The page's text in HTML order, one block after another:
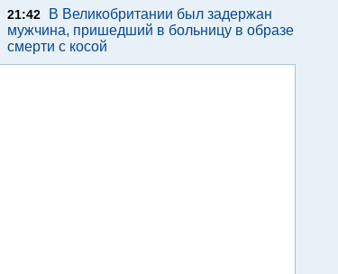
21:42
В Великобритании был задержан
мужчина, пришедший в больницу в образе
смерти с косой